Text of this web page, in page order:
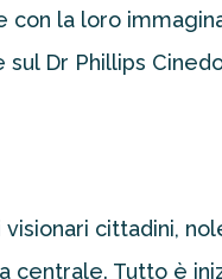
con la loro
Dr Phillips
cittadini,
centrale. Tutto è